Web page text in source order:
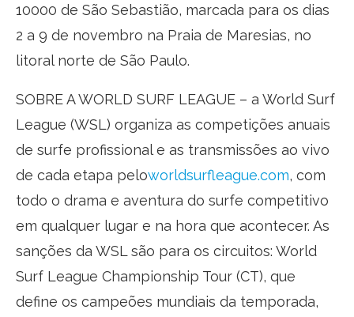
10000 de São Sebastião, marcada para os dias
2 a 9 de novembro na Praia de Maresias, no
litoral norte de São Paulo.
SOBRE A WORLD SURF LEAGUE – a World Surf
League (WSL) organiza as competições anuais
de surfe profissional e as transmissões ao vivo
de cada etapa peloworldsurfleague.com, com
todo o drama e aventura do surfe competitivo
em qualquer lugar e na hora que acontecer. As
sanções da WSL são para os circuitos: World
Surf League Championship Tour (CT), que
define os campeões mundiais da temporada,